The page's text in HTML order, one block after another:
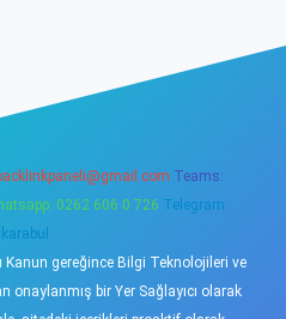
Teams:
0262 606 0 726 Telegram:
Kanun gereğince Bilgi Teknolojileri ve
onaylanmış bir Yer Sağlayıcı olarak